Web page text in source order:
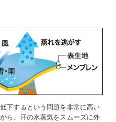
下するという問題を非常に高い
ら、汗の水蒸気をスムーズに外